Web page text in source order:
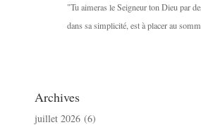
"Tu aimeras le Seigneur ton Dieu par
dans sa simplicité, est à placer au
Archives
juillet 2026 (6)